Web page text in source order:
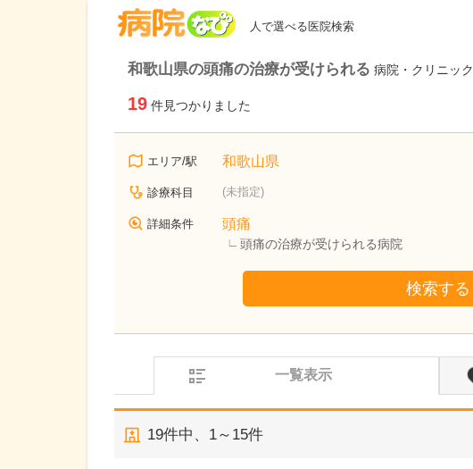
人で選べる医院検索
和歌山県の頭痛の治療が受けられる 病院・クリニック
19 件見つかりました
エリア/駅 和歌山県
診療科目 (未指定)
詳細条件 頭痛
頭痛の治療が受けられる病院
検索する
一覧表示
19件中、 1～15件